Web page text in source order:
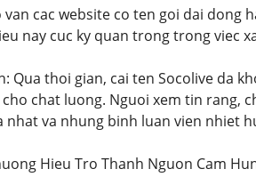
van cac website co ten goi dai dong
nay cuc ky quan trong trong viec
Qua thoi gian, cai ten Socolive da
chat luong. Nguoi xem tin rang,
va nhung binh luan vien nhiet
Hieu Tro Thanh Nguon Cam